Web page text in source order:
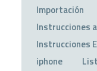
Importación
Instrucciones
Instrucciones
iphone